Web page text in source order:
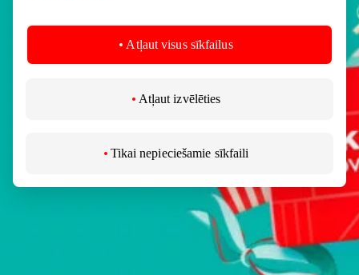
Atļaut visus sīkfailus
Atļaut izvēlēties
Tikai nepieciešamie sīkfaili
всем желаниям! Это отличный способ порадовать
близкого человека, предоставив ему самый широкий